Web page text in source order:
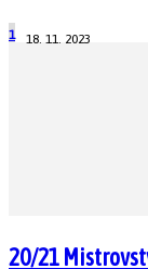
18. 11. 2023
1
20/21